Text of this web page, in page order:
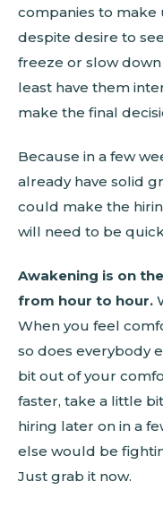
companies to make
despite desire to
freeze or slow
least have them
make the final
Because in a few
already have solid
could make the
will need to be
Awakening is on
from hour to hour.
When you feel
so does everybody
bit out of your
faster, take a little
hiring later on in a
else would be
Just grab it now.